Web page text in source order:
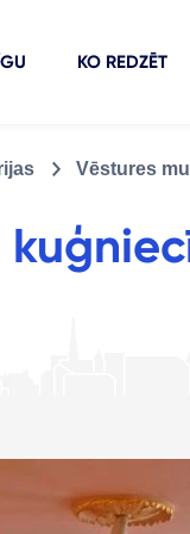
KO REDZĒT
Vēstures